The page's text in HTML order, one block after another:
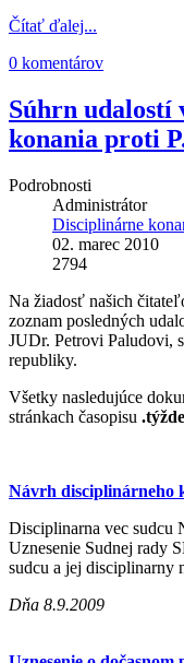
Čítať ďalej...
0 komentárov
Súhrn udalostí
konania proti
Podrobnosti
Administrátor
Disciplinárne
02. marec 2010
2794
Na žiadosť našich
zoznam posledných
JUDr. Petrovi Paludovi,
republiky.
Všetky nasledujúce
stránkach časopisu
Návrh disciplinárneho
Disciplinarna vec sudcu
Uznesenie Sudnej rady
sudcu a jej disciplinarny
Dňa 8.9.2009